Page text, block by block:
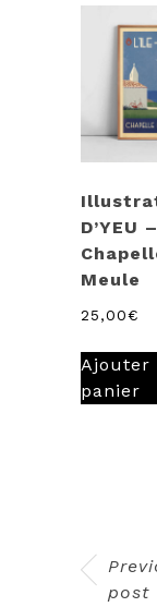
D’YEU –
Meule
25,00€
Ajouter
panier
post